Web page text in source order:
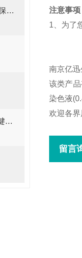
重大进展！揭示在DNA复制期间保护复制叉新机制
低渗裂解液：生物学实验中的关键试剂
注意事项
1、为了
南京亿
该类产
染色液
欢迎各
留言